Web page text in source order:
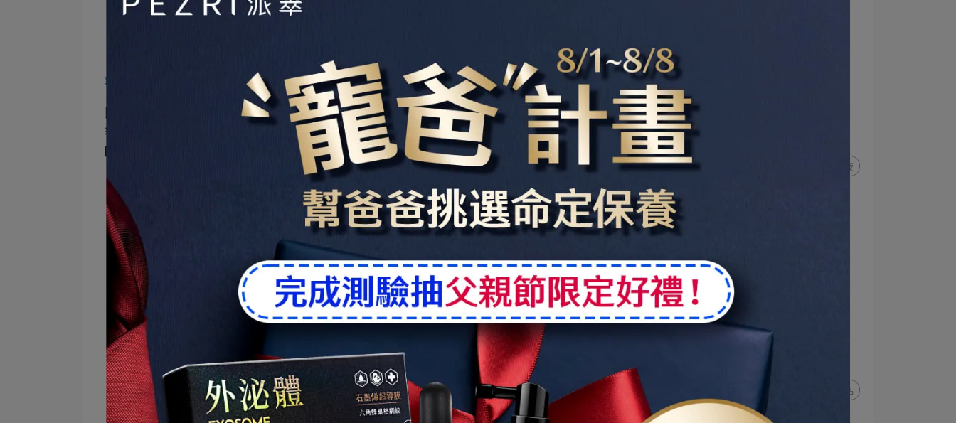
密集煥活 眼見年輕 │ 17胜肽緊緻亮采眼霜
以「高效複合藻」、「獨特17胜肽、3胜肽」「柵藻冬凌草」3大重點成分呵護眼周肌膚，有效改
善暗沉、淡化細紋及舒緩保濕，並強化肌膚防禦力，減少藍光與紫外線損害，一抹回歸亮眼雙
眸，更通過IRB功效性檢測*，使用28天細紋減少50%，保濕度提升184%，功效性卓越！
透白光圈精華液
17胜肽角鯊緊緻精華油
雪絨花亮采保濕精華
雪絨花亮采保濕霜
外泌體修復效果
外泌體保養品
外泌體醫美